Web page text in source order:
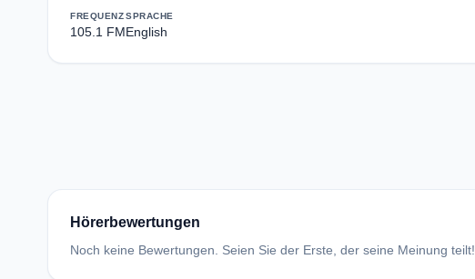
FREQUENZ
105.1 FM
SPRACHE
English
Hörerbewertungen
Noch keine Bewertungen. Seien Sie der Erste, der seine Meinung teilt!